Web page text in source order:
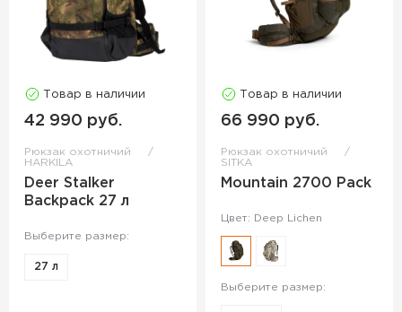
Товар в наличии
42 990 руб.
Рюкзак охотничий
HARKILA
Deer Stalker
Backpack 27 л
Выберите размер:
27 л
Товар в наличии
66 990 руб.
Рюкзак охотничий
SITKA
Mountain 2700 Pack
Цвет: Deep Lichen
Выберите размер: